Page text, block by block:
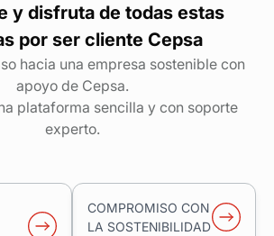
y disfruta de todas estas
por ser cliente Cepsa
hacia una empresa sostenible con
apoyo de Cepsa.
plataforma sencilla y con soporte
experto.
COMPROMISO CON
LA SOSTENIBILIDAD